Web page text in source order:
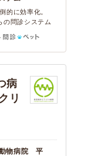
的に効率化。
の問診システム
病
リ
動物病院 平